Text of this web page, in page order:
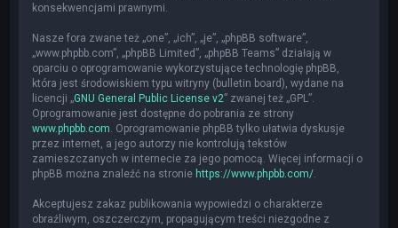
konsekwencjami prawnymi.
Nasze fora zwane też „one”, „ich”, „je”, „phpBB software”,
„www.phpbb.com”, „phpBB Limited”, „phpBB Teams” działają w
oparciu o oprogramowanie wykorzystujące technologię phpBB,
która jest środowiskiem typu witryny (bulletin board), wydane na
licencji „GNU General Public License v2” zwanej też „GPL”.
Oprogramowanie jest dostępne do pobrania ze strony
www.phpbb.com . Oprogramowanie phpBB tylko ułatwia dyskusje
przez internet, a jego autorzy nie kontrolują tekstów
zamieszczanych w internecie za jego pomocą. Więcej informacji o
phpBB można znaleźć na stronie https://www.phpbb.com/
Akceptujesz zakaz publikowania wypowiedzi o charakterze
obraźliwym, oszczerczym, propagującym treści niezgodne z